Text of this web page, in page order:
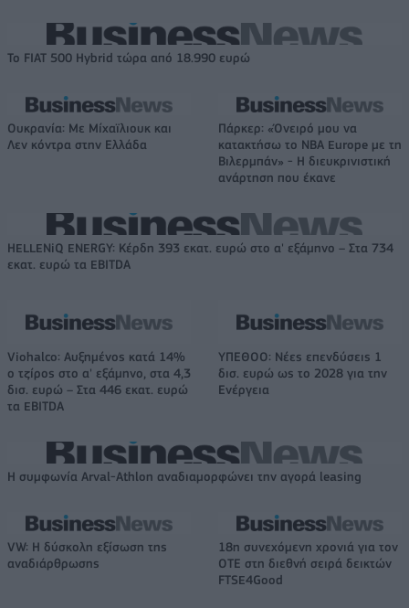
Το FIAT 500 Hybrid τώρα από 18.990 ευρώ
Ουκρανία: Με Μίχαϊλιουκ και
Λεν κόντρα στην Ελλάδα
Πάρκερ: «Όνειρό μου να
κατακτήσω το ΝΒΑ Europe με τη
Βιλερμπάν» - Η διευκρινιστική
ανάρτηση που έκανε
HELLENiQ ENERGY: Κέρδη 393 εκατ. ευρώ στο α' εξάμηνο – Στα 734
εκατ. ευρώ τα EBITDA
Viohalco: Αυξημένος κατά 14%
ο τζίρος στο α' εξάμηνο, στα 4,3
δισ. ευρώ – Στα 446 εκατ. ευρώ
τα EBITDA
ΥΠΕΘΟΟ: Νέες επενδύσεις 1
δισ. ευρώ ως το 2028 για την
Ενέργεια
Η συμφωνία Arval-Athlon αναδιαμορφώνει την αγορά leasing
VW: Η δύσκολη εξίσωση της
αναδιάρθρωσης
18η συνεχόμενη χρονιά για τον
ΟΤΕ στη διεθνή σειρά δεικτών
FTSE4Good